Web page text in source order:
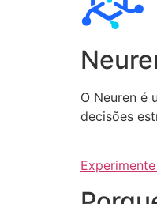
O Neuren é
decisões